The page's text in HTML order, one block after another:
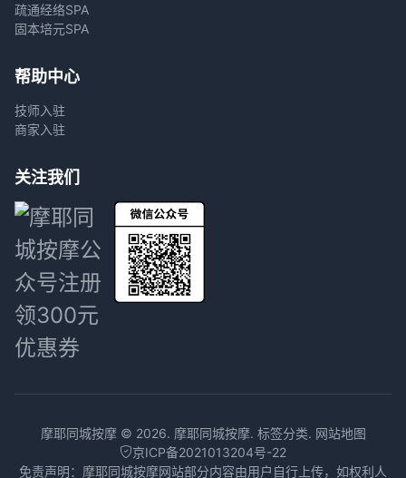
疏通经络SPA
固本培元SPA
帮助中心
技师入驻
商家入驻
关注我们
摩耶同城按摩 © 2026. 摩耶同城按摩. 标签分类. 网站地图
京ICP备2021013204号-22
免责声明：摩耶同城按摩网站部分内容由用户自行上传，如权利人